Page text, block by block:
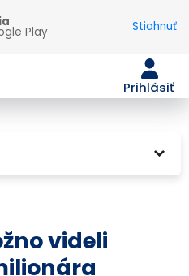
Play Stiahnuť
Prihlásiť
videli